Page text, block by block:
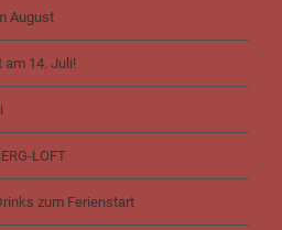
August
am 14. Juli!
LOFT
zum Ferienstart